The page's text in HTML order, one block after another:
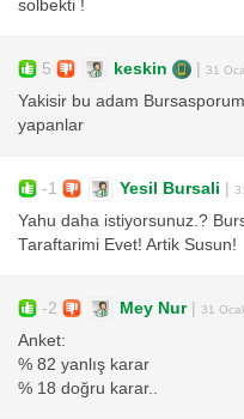
solbekti !
5 keskin 31
Yakisir bu adam
yapanlar
-1 Yesil Bursali
Yahu daha istiyorsunuz.?
Taraftarimi Evet! Artik Susun!
-2 Mey Nur| 31
Anket:
% 82 yanlış karar
% 18 doğru karar..